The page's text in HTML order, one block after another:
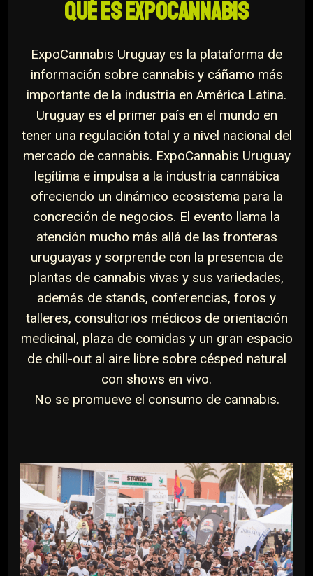
QUÉ ES EXPOCANNABIS
ExpoCannabis Uruguay es la plataforma de
información sobre cannabis y cáñamo más
importante de la industria en América Latina.
Uruguay es el primer país en el mundo en
tener una regulación total y a nivel nacional del
mercado de cannabis. ExpoCannabis Uruguay
legítima e impulsa a la industria cannábica
ofreciendo un dinámico ecosistema para la
concreción de negocios. El evento llama la
atención mucho más allá de las fronteras
uruguayas y sorprende con la presencia de
plantas de cannabis vivas y sus variedades,
además de stands, conferencias, foros y
talleres, consultorios médicos de orientación
medicinal, plaza de comidas y un gran espacio
de chill-out al aire libre sobre césped natural
con shows en vivo.
No se promueve el consumo de cannabis.